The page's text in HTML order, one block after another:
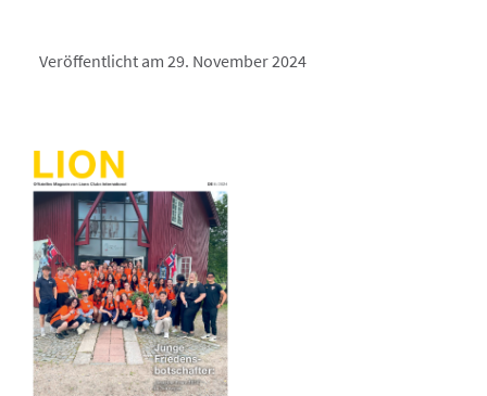
Veröffentlicht am 29. November 2024